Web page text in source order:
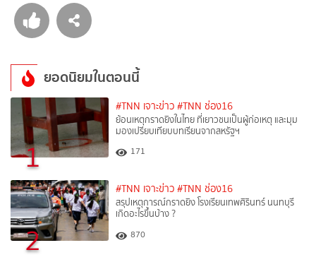
ยอดนิยมในตอนนี้
1
#TNN เจาะข่าว #TNN ช่อง16
ย้อนเหตุกราดยิงในไทย ที่เยาวชนเป็นผู้ก่อเหตุ และมุม
มองเปรียบเทียบบทเรียนจากสหรัฐฯ
171
2
#TNN เจาะข่าว #TNN ช่อง16
สรุปเหตุการณ์กราดยิง โรงเรียนเทพศิรินทร์ นนทบุรี
เกิดอะไรขึ้นบ้าง ?
870